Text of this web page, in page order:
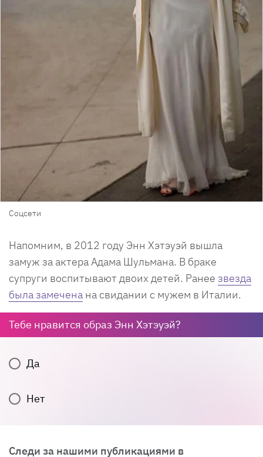
Соцсети
Напомним, в 2012 году Энн Хэтэуэй вышла
замуж за актера Адама Шульмана. В браке
супруги воспитывают двоих детей. Ранее звезда
была замечена на свидании с мужем в Италии.
Тебе нравится образ Энн Хэтэуэй?
Да
Нет
Следи за нашими публикациями в